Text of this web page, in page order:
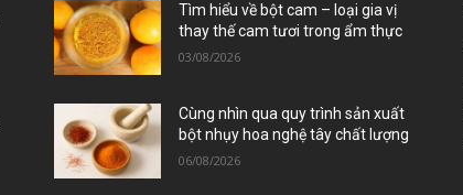
Tìm hiểu về bột cam – loại gia vị
thay thế cam tươi trong ẩm thực
03/08/2026
Cùng nhìn qua quy trình sản xuất
bột nhụy hoa nghệ tây chất lượng
06/08/2026